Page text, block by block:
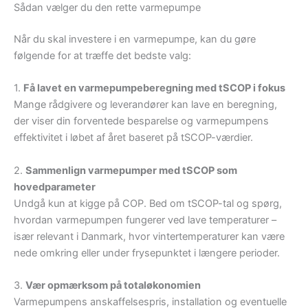
Sådan vælger du den rette varmepumpe
Når du skal investere i en varmepumpe, kan du gøre
følgende for at træffe det bedste valg:
1. Få lavet en varmepumpeberegning med tSCOP i fokus
Mange rådgivere og leverandører kan lave en beregning,
der viser din forventede besparelse og varmepumpens
effektivitet i løbet af året baseret på tSCOP-værdier.
2. Sammenlign varmepumper med tSCOP som
hovedparameter
Undgå kun at kigge på COP. Bed om tSCOP-tal og spørg,
hvordan varmepumpen fungerer ved lave temperaturer –
især relevant i Danmark, hvor vintertemperaturer kan være
nede omkring eller under frysepunktet i længere perioder.
3. Vær opmærksom på totaløkonomien
Varmepumpens anskaffelsespris, installation og eventuelle